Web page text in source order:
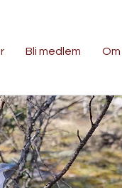
Bli medlem Om